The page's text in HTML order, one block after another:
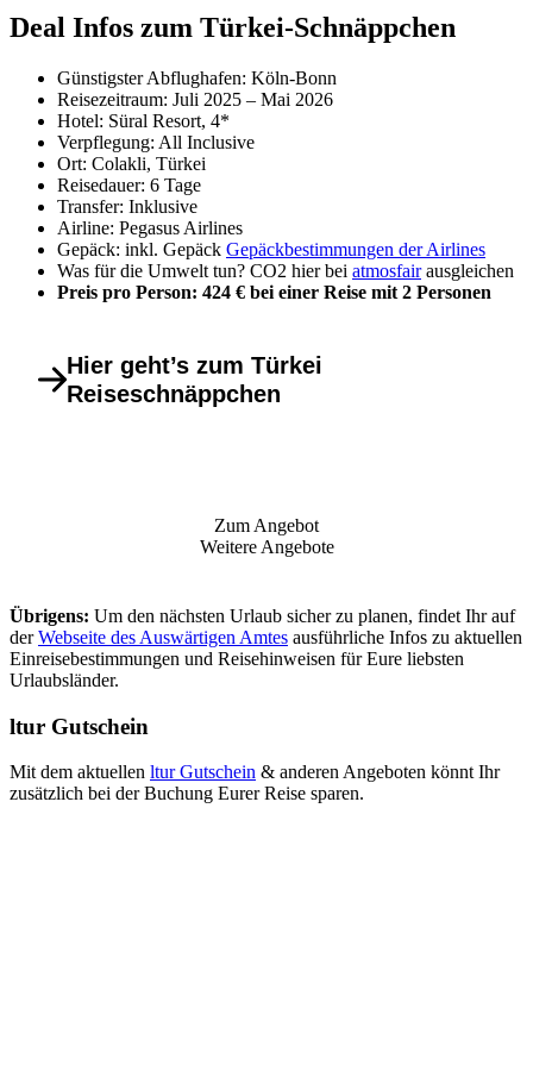
Deal Infos zum Türkei-Schnäppchen
Günstigster Abflughafen: Köln-Bonn
Reisezeitraum: Juli 2025 – Mai 2026
Hotel: Süral Resort, 4*
Verpflegung: All Inclusive
Ort: Colakli, Türkei
Reisedauer: 6 Tage
Transfer: Inklusive
Airline: Pegasus Airlines
Gepäck: inkl. Gepäck Gepäckbestimmungen der Airlines
Was für die Umwelt tun? CO2 hier bei atmosfairausgleichen
Preis pro Person: 424 € bei einer Reise mit 2 Personen
Hier geht’s zum Türkei
Reiseschnäppchen
Zum Angebot
Weitere Angebote
Übrigens: Um den nächsten Urlaub sicher zu planen, findet Ihr auf
derWebseite des Auswärtigen Amtes ausführliche Infos zu aktuellen
Einreisebestimmungen und Reisehinweisen für Eure liebsten
Urlaubsländer.
ltur Gutschein
Mit dem aktuellen ltur Gutschein & anderen Angeboten könnt Ihr
zusätzlich bei der Buchung Eurer Reise sparen.